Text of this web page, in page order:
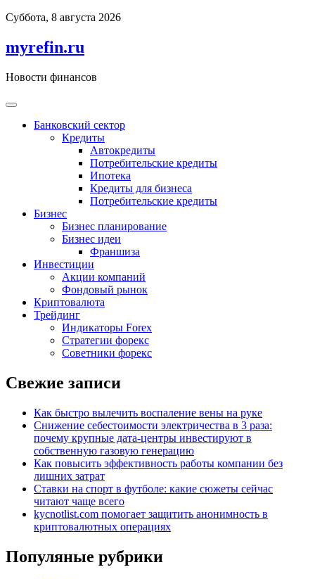
Перейти
содержимому
Суббота, 8 августа 2026
myrefin.ru
Новости финансов
Банковский сектор
Кредиты
Автокредиты
Потребительские кредиты
Ипотека
Кредиты для бизнеса
Потребительские кредиты
Бизнес
Бизнес планирование
Бизнес идеи
Франшиза
Инвестиции
Акции компаний
Фондовый рынок
Криптовалюта
Трейдинг
Индикаторы Forex
Стратегии форекс
Советники форекс
Свежие записи
Как быстро вылечить воспаление вены на руке
Снижение себестоимости электричества в 3 раза:
почему крупные дата-центры инвестируют в
собственную газовую генерацию
Как повысить эффективность работы компании без
лишних затрат
Ставки на спорт в футболе: какие сюжеты сейчас
читают чаще всего
kycnotlist.com помогает защитить анонимность в
криптовалютных операциях
Популяные рубрики